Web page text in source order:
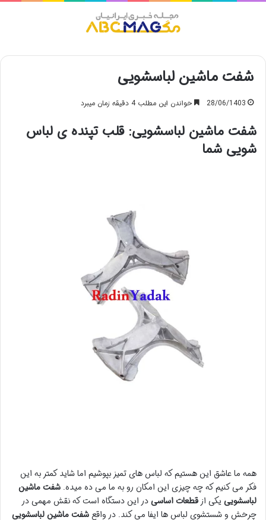
شفت ماشین لباسشویی
28/06/1403 خواندن این مطلب 4 دقیقه زمان میبرد
شفت ماشین لباسشویی: قلب تپنده ی لباس
شویی شما
همه ما عاشق این هستیم که لباس های تمیز بپوشیم اما شاید کمتر به این
فکر می کنیم که چه چیزی این امکان رو به ما می ده میده. شفت ماشین
لباسشویییکی از قطعات اساسیدر این دستگاه است که نقش مهمی در
چرخش و شستشوی لباس ها ایفا می کند. در واقعشفت ماشین لباسشویی